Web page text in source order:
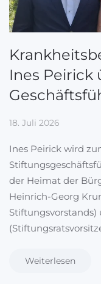
Ines
18. Juli 2026
Ines Peirick wird
der Heimat der
Heinrich-Georg
Stiftungsvorstands)
Weiterlesen